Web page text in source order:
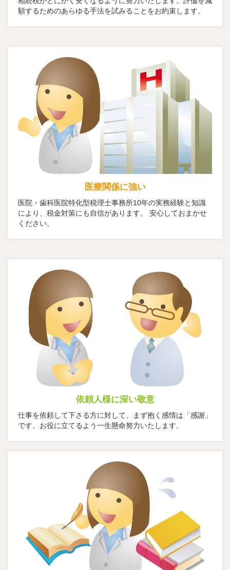
額するためのあらゆる手法を試みることをお約束します。
医療関係に強い
医院・歯科医院特化型税理士事務所10年の実務経験と知識
により、税金対策にも自信があります。 安心しておまかせ
ください。
依頼人様に深い敬意
仕事を依頼して下さる方に対して、まず抱く感情は「感謝」
です。お役に立てるよう一生懸命努力いたします。